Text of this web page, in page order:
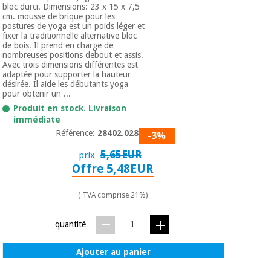
bloc durci. Dimensions: 23 x 15 x 7,5
cm. mousse de brique pour les
postures de yoga est un poids léger et
fixer la traditionnelle alternative bloc
de bois. Il prend en charge de
nombreuses positions debout et assis.
Avec trois dimensions différentes est
adaptée pour supporter la hauteur
désirée. Il aide les débutants yoga
pour obtenir un ...
Produit en stock. Livraison
immédiate
Référence: 28402.028.1 -3%
prix 5,65EUR
Offre 5,48EUR
( TVA comprise 21%)
quantité
Ajouter au panier